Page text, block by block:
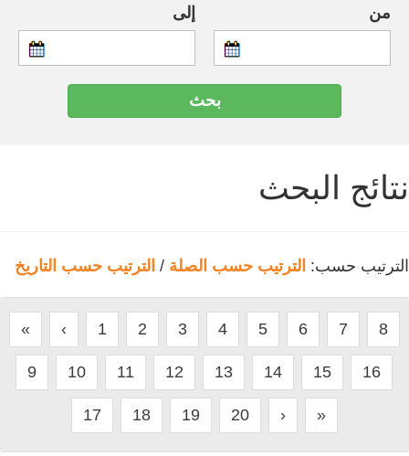
من إلى
نتائج البحث
الترتيب حسب: الترتيب حسب الصلة / الترتيب حسب التاريخ
« ‹ 1 2 3 4 5 6 7 8
9 10 11 12 13 14 15 16
17 18 19 20 › »